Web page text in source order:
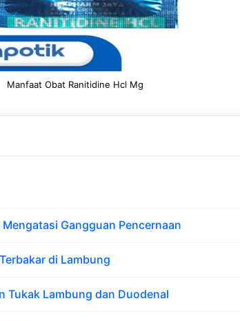
Manfaat Obat Ranitidine Hcl Mg
Gangguan Pencernaan
di Lambung
Tukak Lambung dan Duodenal